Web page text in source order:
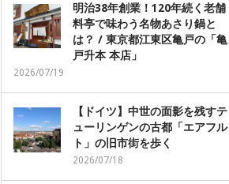
明治38年創業！120年続く老舗
料亭で味わう名物あさり鍋と
は？ / 東京都江東区亀戸の「亀
戸升本 本店」
2026/07/19
【ドイツ】中世の面影を残すテ
ューリンゲンの古都「エアフル
ト」の旧市街を歩く
2026/07/18